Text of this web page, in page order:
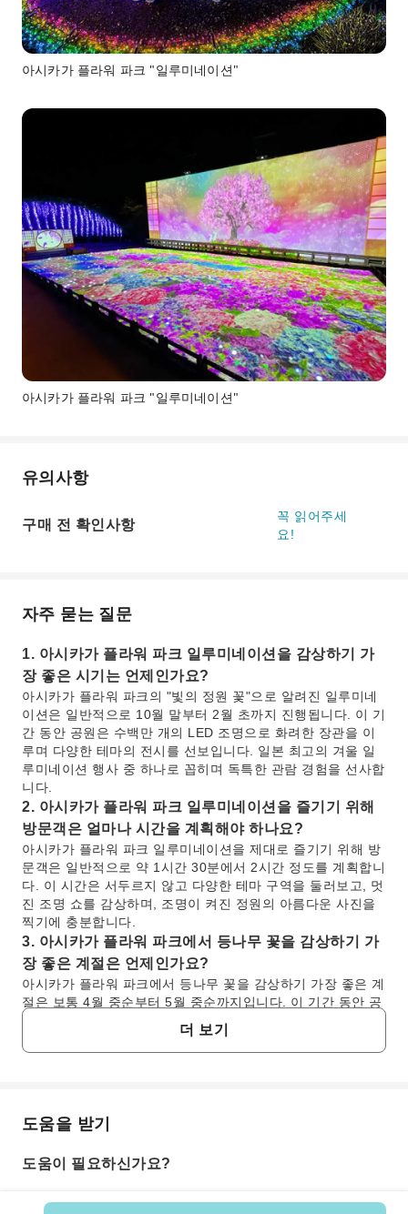
아시카가 플라워 파크 "일루미네이션"
아시카가 플라워 파크 "일루미네이션"
유의사항
구매 전 확인사항
꼭 읽어주세
요!
자주 묻는 질문
1. 아시카가 플라워 파크 일루미네이션을 감상하기 가
장 좋은 시기는 언제인가요?
아시카가 플라워 파크의 "빛의 정원 꽃"으로 알려진 일루미네
이션은 일반적으로 10월 말부터 2월 초까지 진행됩니다. 이 기
간 동안 공원은 수백만 개의 LED 조명으로 화려한 장관을 이
루며 다양한 테마의 전시를 선보입니다. 일본 최고의 겨울 일
루미네이션 행사 중 하나로 꼽히며 독특한 관람 경험을 선사합
니다.
2. 아시카가 플라워 파크 일루미네이션을 즐기기 위해
방문객은 얼마나 시간을 계획해야 하나요?
아시카가 플라워 파크 일루미네이션을 제대로 즐기기 위해 방
문객은 일반적으로 약 1시간 30분에서 2시간 정도를 계획합니
다. 이 시간은 서두르지 않고 다양한 테마 구역을 둘러보고, 멋
진 조명 쇼를 감상하며, 조명이 켜진 정원의 아름다운 사진을
찍기에 충분합니다.
3. 아시카가 플라워 파크에서 등나무 꽃을 감상하기 가
장 좋은 계절은 언제인가요?
아시카가 플라워 파크에서 등나무 꽃을 감상하기 가장 좋은 계
절은 보통 4월 중순부터 5월 중순까지입니다. 이 기간 동안 공
원은 만개한 화려한 등나무 터널, 폭포수처럼 늘어진 꽃송이,
오래된 나무들을 선보입니다. 이 생기 넘치는 자연의 아름다움
은 숨 막히는 장관을 보기 위해 전 세계의 방문객을 끌어들입
나요?
아시카가 플라워 파크 입장권은 방문 당일 공원 입구에서 구매
하거나, 다양한 온라인 플랫폼을 통해 미리 구매할 수 있습니
다. 특히 성수기인 일루미네이션 기간이나 등나무 시즌에는 입
니다. 편리함을 위해 KKday를 통해 예약할 수 있으며, KKday
더 보기
자주 묻는 질문
가장 좋은 시기는 언제인가요?
도움을 받기
도움이 필요하신가요?